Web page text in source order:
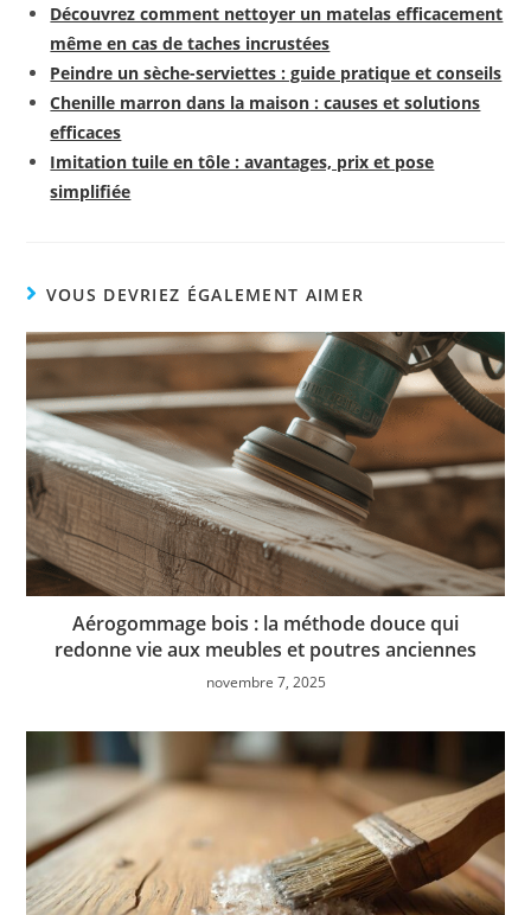
Découvrez comment nettoyer un matelas efficacement
même en cas de taches incrustées
Peindre un sèche-serviettes : guide pratique et conseils
Chenille marron dans la maison : causes et solutions
efficaces
Imitation tuile en tôle : avantages, prix et pose
simplifiée
VOUS DEVRIEZ ÉGALEMENT AIMER
Aérogommage bois : la méthode douce qui
redonne vie aux meubles et poutres anciennes
novembre 7, 2025